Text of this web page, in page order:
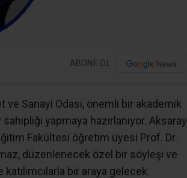
ABONE OL
ve Sanayi Odası, önemli bir akademik
yapmaya hazırlanıyor. Aksaray
Fakültesi öğretim üyesi Prof. Dr.
düzenlenecek özel bir söyleşi ve
bir araya gelecek.